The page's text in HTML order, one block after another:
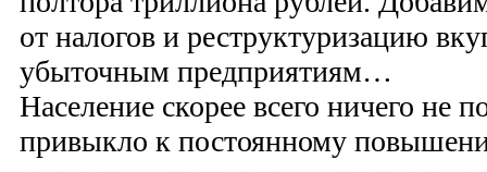
от налогов и реструктуризацию
убыточным предприятиям…
Население скорее всего ничего не
привыкло к постоянному